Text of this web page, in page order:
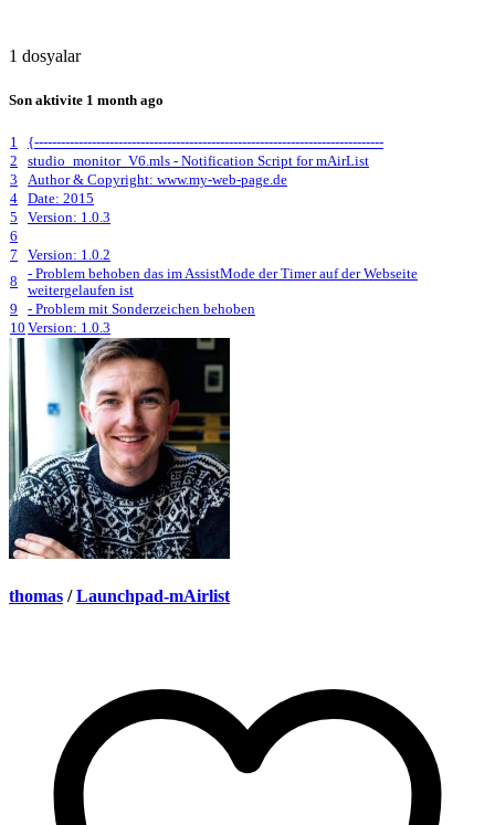
1 dosyalar
Son aktivite 1 month ago
1
{-------------------------------------------------------------------------------
2
studio_monitor_V6.mls - Notification Script for mAirList
3
Author & Copyright: www.my-web-page.de
4
Date: 2015
5
Version: 1.0.3
6
7
Version: 1.0.2
8
- Problem behoben das im AssistMode der Timer auf der Webseite
weitergelaufen ist
9
- Problem mit Sonderzeichen behoben
10 Version: 1.0.3
thomas / Launchpad-mAirlist